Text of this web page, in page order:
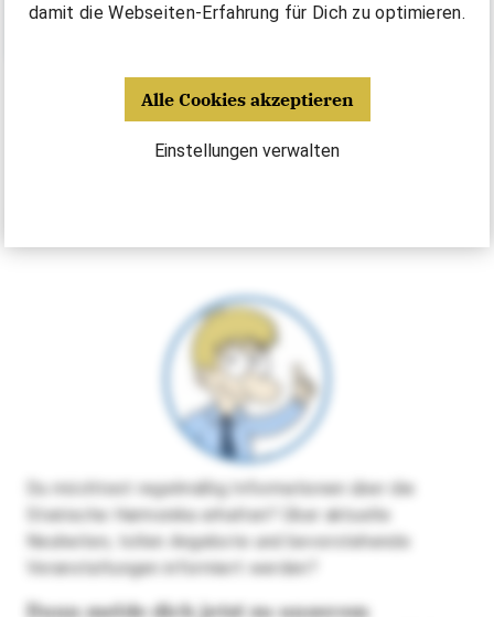
damit die Webseiten-Erfahrung für Dich zu optimieren.
Alle Cookies akzeptieren
Einstellungen verwalten
Du möchtest regelmäßig Informationen über die
Steirische Harmonika erhalten? Über aktuelle
Neuheiten, tollen Angebote und bevorstehende
Veranstaltungen informiert werden?
Dann melde dich jetzt zu unserem